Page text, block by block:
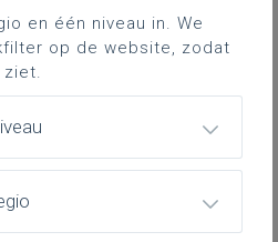
en één niveau in. We
op de website, zodat
ziet.